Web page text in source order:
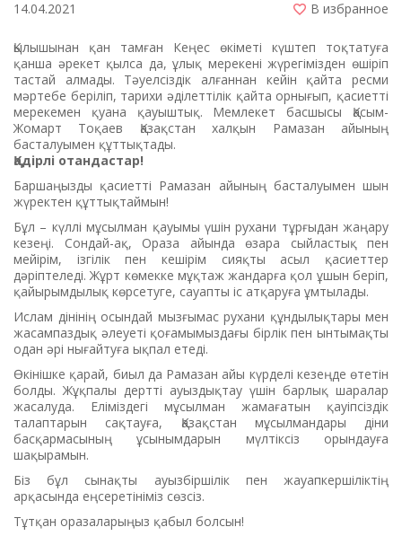
14.04.2021 В избранное
Қылышынан қан тамған Кеңес өкіметі күштеп тоқтатуға
қанша әрекет қылса да, ұлық мерекені жүрегімізден өшіріп
тастай алмады. Тәуелсіздік алғаннан кейін қайта ресми
мәртебе беріліп, тарихи әділеттілік қайта орнығып, қасиетті
мерекемен қуана қауыштық. Мемлекет басшысы Қасым-
Жомарт Тоқаев Қазақстан халқын Рамазан айының
басталуымен құттықтады.
Қадірлі отандастар!
Баршаңызды қасиетті Рамазан айының басталуымен шын
жүректен құттықтаймын!
Бұл – күллі мұсылман қауымы үшін рухани тұрғыдан жаңару
кезеңі. Сондай-ақ, Ораза айында өзара сыйластық пен
мейірім, ізгілік пен кешірім сияқты асыл қасиеттер
дәріптеледі. Жұрт көмекке мұқтаж жандарға қол ұшын беріп,
қайырымдылық көрсетуге, сауапты іс атқаруға ұмтылады.
Ислам дінінің осындай мызғымас рухани құндылықтары мен
жасампаздық әлеуеті қоғамымыздағы бірлік пен ынтымақты
одан әрі нығайтуға ықпал етеді.
Өкінішке қарай, биыл да Рамазан айы күрделі кезеңде өтетін
болды. Жұқпалы дертті ауыздықтау үшін барлық шаралар
жасалуда. Еліміздегі мұсылман жамағатын қауіпсіздік
талаптарын сақтауға, Қазақстан мұсылмандары діни
басқармасының ұсынымдарын мүлтіксіз орындауға
шақырамын.
Біз бұл сынақты ауызбіршілік пен жауапкершіліктің
арқасында еңсеретініміз сөзсіз.
Тұтқан оразаларыңыз қабыл болсын!